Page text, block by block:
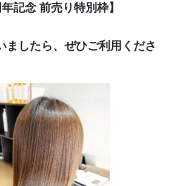
記念 前売り特別枠】
ましたら、ぜひご利用くださ